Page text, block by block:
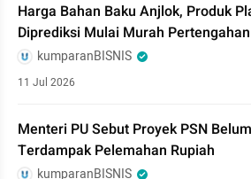
Harga Bahan Baku Anjlok, Produk
Diprediksi Mulai Murah
kumparanBISNIS
11 Jul 2026
Menteri PU Sebut Proyek PSN Belum
Terdampak Pelemahan Rupiah
kumparanBISNIS